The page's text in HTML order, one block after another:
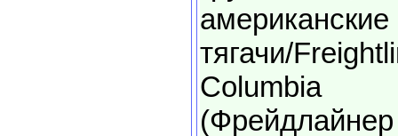
американские
тягачи/
Columbia
(Фрейдлайнер